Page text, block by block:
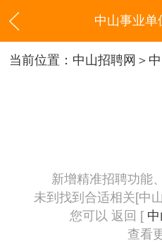
中山事业单
当前位置： 中山招聘网 ＞
新增精准招聘功能
未到找到合适相关[中
您可以 返回 [
查看